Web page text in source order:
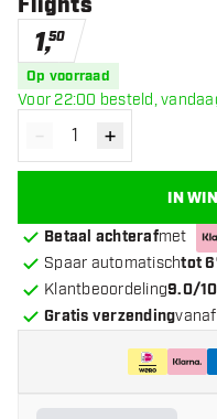
1,50
Op voorraad
Voor 22:00 besteld,
Verminder hoeveelheid
- Verhoog
+
IN
Betaal achterafmet
Spaar automatischtot
Klantbeoordeling9.0/10
Gratis verzending